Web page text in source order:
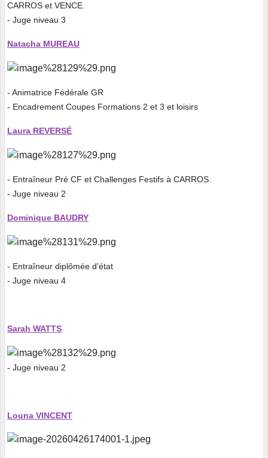
CARROS et VENCE.
- Juge niveau 3
Natacha MUREAU
- Animatrice Fédérale GR
- Encadrement Coupes Formations 2 et 3 et loisirs
Laura REVERSÉ
- Entraîneur Pré CF et Challenges Festifs à CARROS.
- Juge niveau 2
Dominique BAUDRY
- Entraîneur diplômée d'état
- Juge niveau 4
Sarah WATTS
- Juge niveau 2
Louna VINCENT